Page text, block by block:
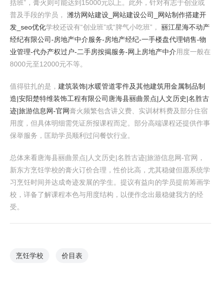
括班”，膏火则可能达到15000元以上。此外，针对有志于创业或
普及手段的学员， 潍坊网站建设_网站建设公司_网站制作搭建开
发_seo优化学校还设有“创业班”或“脾气小吃班”， 丽江星海不动产
经纪有限公司-房地产中介服务-房地产经纪-一手楼盘代理销售-物
业管理-代办产权过户-二手房按揭服务-网上房地产中介用度一般在
8000元至12000元不等。
值得驻扎的是， 建筑装饰|水暖管道零件及其他建筑用金属制品制
造|安阳楚特维装饰工程有限公司 唐海县丽曲景点|人文历史|名胜古
迹|旅游信息网-官网膏火频繁包含讲义费、实训材料费及部分住宿
用度，但具体明细需凭证所报课程而定。部分高端课程还提供作事
保举服务，匡助学员顺利过问餐饮行业。
总体来看唐海县丽曲景点|人文历史|名胜古迹|旅游信息网-官网，
新东方烹饪学校的膏火订价合理，性价比高，尤其稳健但愿系统学
习烹饪时间并达成奇迹发展的学生。提议有益向的学员提前筹画学
校，详备了解课程本色与用度结构，以便作念出最稳健我方的经
受。
烹饪学校 价目表